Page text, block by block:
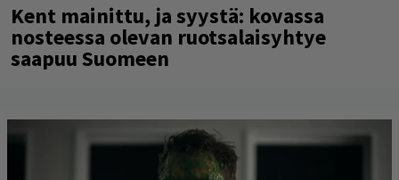
Kent mainittu, ja syystä: kovassa
nosteessa olevan ruotsalaisyhtye
saapuu Suomeen